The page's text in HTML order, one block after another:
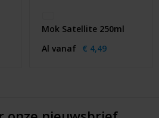
Mok Satellite 250ml
Al vanaf € 4,49